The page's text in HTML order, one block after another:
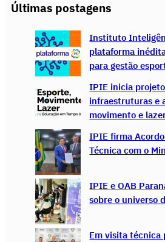
Últimas postagens
Instituto
plataforma
para gestão
IPIE inicia
infraestruturas e
movimento e
IPIE firma
Técnica com o
IPIE e OAB
sobre o universo
Em visita técnica